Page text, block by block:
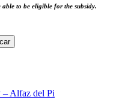
to be eligible for the subsidy.
– Alfaz del Pi